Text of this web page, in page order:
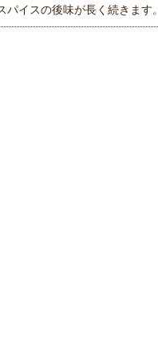
イスの後味が長く続きます。